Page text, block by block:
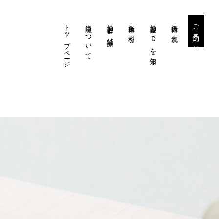
トップページ 当院について 勃起不全と鍼治療 施術と料金 勃起不全・EDを知る 施術の流れ ご予約・ご相談